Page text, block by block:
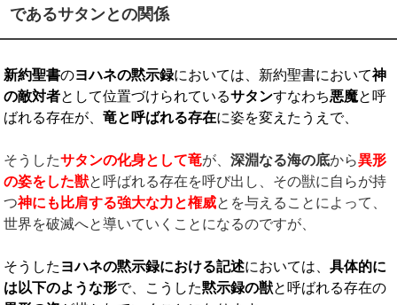
であるサタンとの関係
新約聖書のヨハネの黙示録においては、新約聖書において神
の敵対者として位置づけられているサタンすなわち悪魔と呼
ばれる存在が、竜と呼ばれる存在に姿を変えたうえで、
そうしたサタンの化身として竜が、深淵なる海の底から異形
の姿をした獣と呼ばれる存在を呼び出し、その獣に自らが持
つ神にも比肩する強大な力と権威とを与えることによって、
世界を破滅へと導いていくことになるのですが、
そうした ヨハネの黙示録における記述においては、具体的に
は以下のような形で、こうした黙示録の獣と呼ばれる存在の